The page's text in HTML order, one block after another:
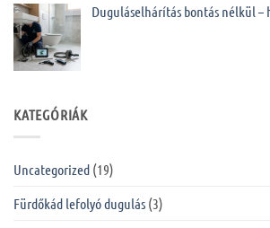
Duguláselhárítás bontás nélkül –
KATEGÓRIÁK
Uncategorized (19)
Fürdőkád lefolyó dugulás (3)